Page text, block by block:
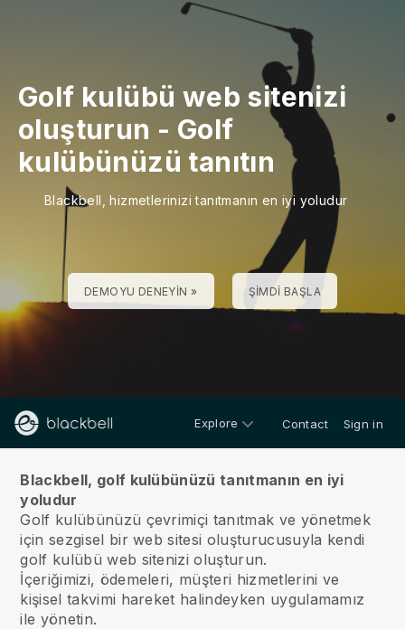
Golf kulübü web sitenizi
oluşturun - Golf
kulübünüzü tanıtın
Blackbell, hizmetlerinizi tanıtmanın en iyi yoludur
DEMOYU DENEYIN » ŞIMDI BAŞLA
Explore Contact Sign in
Blackbell, golf kulübünüzü tanıtmanın en iyi
yoludur
Golf kulübünüzü çevrimiçi tanıtmak ve yönetmek
için sezgisel bir web sitesi oluşturucusuyla kendi
golf kulübü web sitenizi oluşturun.
İçeriğimizi, ödemeleri, müşteri hizmetlerini ve
kişisel takvimi hareket halindeyken uygulamamız
ile yönetin.